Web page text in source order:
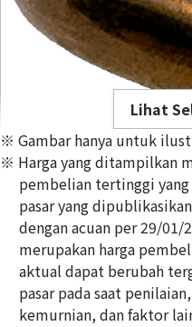
5 gold (K5) ring
2,8g
Referensi Harga Buyback
Rp 1.084.628
Lihat
※ Gambar hanya untuk
※ Harga yang ditampilkan
pembelian tertinggi
pasar yang
dengan acuan per 29/
merupakan harga
aktual dapat berubah
pasar pada saat
kemurnian, dan faktor